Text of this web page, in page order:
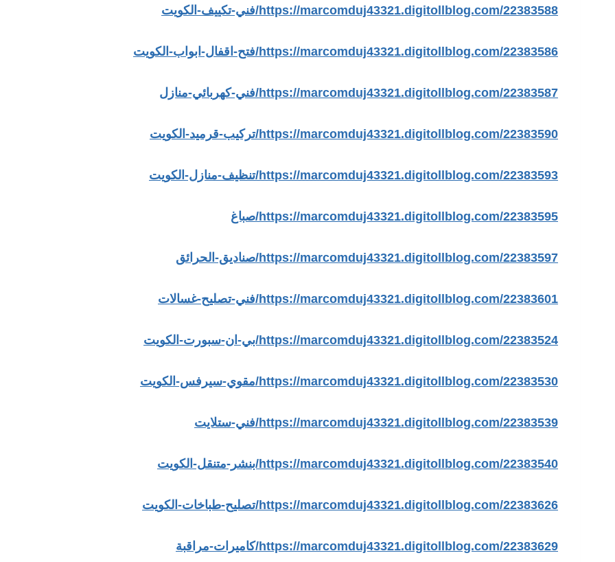
https://marcomduj43321.digitollblog.com/22383588/فني-تكييف-الكويت
https://marcomduj43321.digitollblog.com/22383586/فتح-اقفال-ابواب-الكويت
https://marcomduj43321.digitollblog.com/22383587/فني-كهربائي-منازل
https://marcomduj43321.digitollblog.com/22383590/تركيب-قرميد-الكويت
https://marcomduj43321.digitollblog.com/22383593/تنظيف-منازل-الكويت
https://marcomduj43321.digitollblog.com/22383595/صباغ
https://marcomduj43321.digitollblog.com/22383597/صناديق-الحرائق
https://marcomduj43321.digitollblog.com/22383601/فني-تصليح-غسالات
https://marcomduj43321.digitollblog.com/22383524/بي-ان-سبورت-الكويت
https://marcomduj43321.digitollblog.com/22383530/مقوي-سيرفس-الكويت
https://marcomduj43321.digitollblog.com/22383539/فني-ستلايت
https://marcomduj43321.digitollblog.com/22383540/بنشر-متنقل-الكويت
https://marcomduj43321.digitollblog.com/22383626/تصليح-طباخات-الكويت
https://marcomduj43321.digitollblog.com/22383629/كاميرات-مراقبة